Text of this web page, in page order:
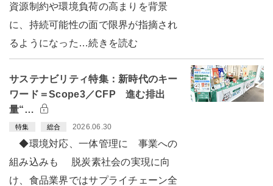
資源制約や環境負荷の高まりを背景
に、持続可能性の面で限界が指摘され
るようになった…続きを読む
サステナビリティ特集：新時代のキー
ワード＝Scope3／CFP 進む排出
量“…
特集 総合 2026.06.30
◆環境対応、一体管理に 事業への
組み込みも 脱炭素社会の実現に向
け、食品業界ではサプライチェーン全